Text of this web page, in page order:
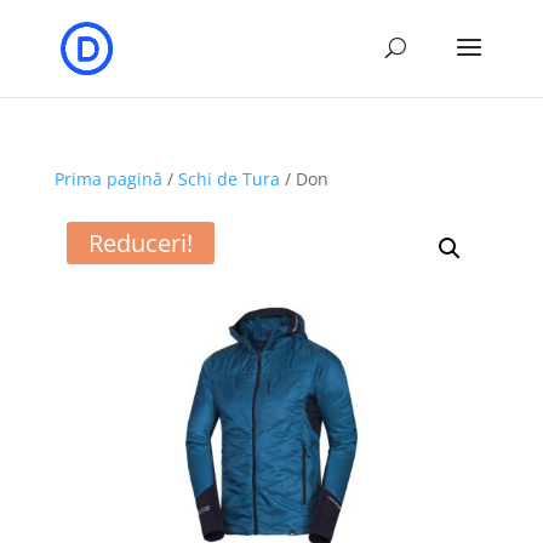
Prima pagină / Schi de Tura / Don
Reduceri!